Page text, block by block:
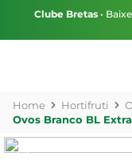
Clube Bretas •
Hortifruti
Ovos Branco BL